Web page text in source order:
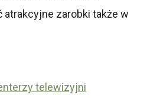
atrakcyjne zarobki także w
telewizyjni